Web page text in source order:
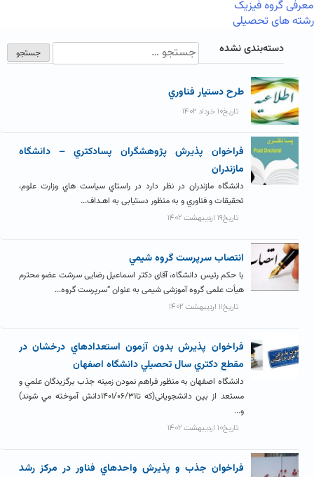
معرفی گروه فیزیک
رشته های تحصیلی
دسته‌بندی نشده
طرح دستيار فناوري
تاریخ۱۰ خرداد ۱۴۰۲
فراخوان پذيرش پژوهشگران پسادکتري – دانشگاه
مازندران
دانشگاه مازندران در نظر دارد در راستاي سیاست هاي وزارت علوم،
تحقیقات و فناوري و به منظور دستیابی به اهـداف...
تاریخ۱۹ اردیبهشت ۱۴۰۲
انتصاب سرپرست گروه شيمي
با حکم رئیس دانشگاه، آقای دکتر اسماعیل رضایی سرشت عضو محترم
هیأت علمی گروه آموزشی شیمی به عنوان “سرپرست گروه...
تاریخ۱۱ اردیبهشت ۱۴۰۲
فراخوان پذيرش بدون آزمون استعدادهاي درخشان در
مقطع دکتري سال تحصيلي دانشگاه اصفهان
دانشگاه اصفهان به منظور فراهم نمودن زمينه جذب برگزيدگان علمي و
مستعد از بين دانشجويانی(که تا۱۴۰۱/۰۶/۳۱دانش آموخته مي شوند)
و...
تاریخ۱۰ اردیبهشت ۱۴۰۲
فراخوان جذب و پذيرش واحدهاي فناور در مرکز رشد